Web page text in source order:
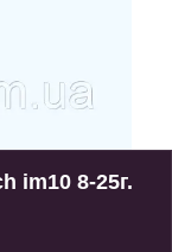
im10 8-25г.